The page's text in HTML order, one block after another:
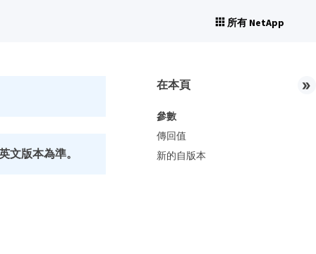
所有 NetApp
文版本為準。
在本頁
參數
傳回值
新的自版本